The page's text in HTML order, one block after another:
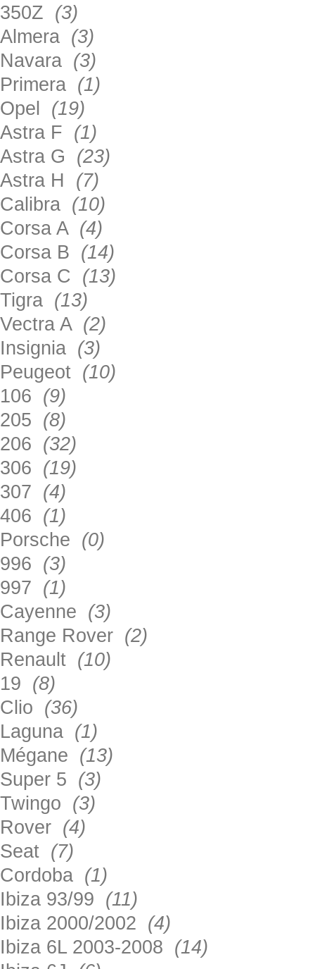
350Z (3)
Almera (3)
Navara (3)
Primera (1)
Opel (19)
Astra F (1)
Astra G (23)
Astra H (7)
Calibra (10)
Corsa A (4)
Corsa B (14)
Corsa C (13)
Tigra (13)
Vectra A (2)
Insignia (3)
Peugeot (10)
106 (9)
205 (8)
206 (32)
306 (19)
307 (4)
406 (1)
Porsche (0)
996 (3)
997 (1)
Cayenne (3)
Range Rover (2)
Renault (10)
19 (8)
Clio (36)
Laguna (1)
Mégane (13)
Super 5 (3)
Twingo (3)
Rover (4)
Seat (7)
Cordoba (1)
Ibiza 93/99 (11)
Ibiza 2000/2002 (4)
Ibiza 6L 2003-2008 (14)